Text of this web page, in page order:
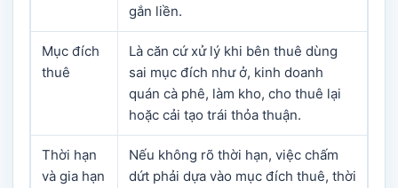
gắn liền.
Mục đích
thuê
Là căn cứ xử lý khi bên thuê dùng
sai mục đích như ở, kinh doanh
quán cà phê, làm kho, cho thuê lại
hoặc cải tạo trái thỏa thuận.
Thời hạn
và gia hạn
Nếu không rõ thời hạn, việc chấm
dứt phải dựa vào mục đích thuê, thời